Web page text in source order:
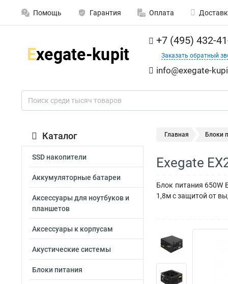
Помощь Гарантия Оплата
+7 (495) 432-
Заказать обратный
info@exegate-
Каталог
SSD накопители
Аккумуляторные батареи
Аксессуары для ноутбуков и
планшетов
Аксессуары к корпусам
Акустические системы
Блоки питания
Главная Блоки
Exegate
Блок питания 650W
1,8м с защитой от